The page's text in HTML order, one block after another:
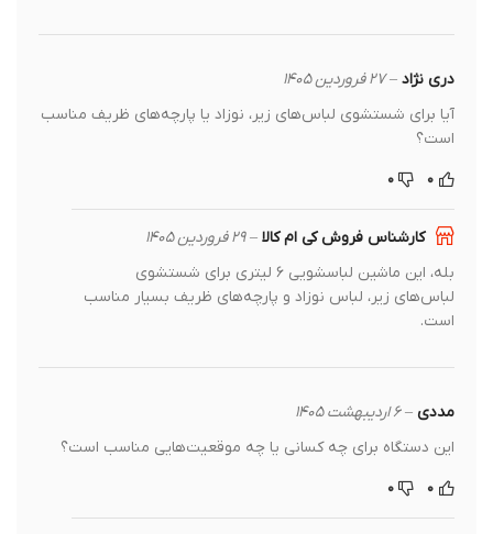
دری نژاد – ۲۷ فروردین ۱۴۰۵
آیا برای شستشوی لباس‌های زیر، نوزاد یا پارچه‌های ظریف مناسب
است؟
کارشناس فروش کی ام کالا– ۲۹ فروردین ۱۴۰۵
بله، این ماشین لباسشویی ۶ لیتری برای شستشوی
لباس‌های زیر، لباس نوزاد و پارچه‌های ظریف بسیار مناسب
است.
مددی– ۶ اردیبهشت ۱۴۰۵
این دستگاه برای چه کسانی یا چه موقعیت‌هایی مناسب است؟